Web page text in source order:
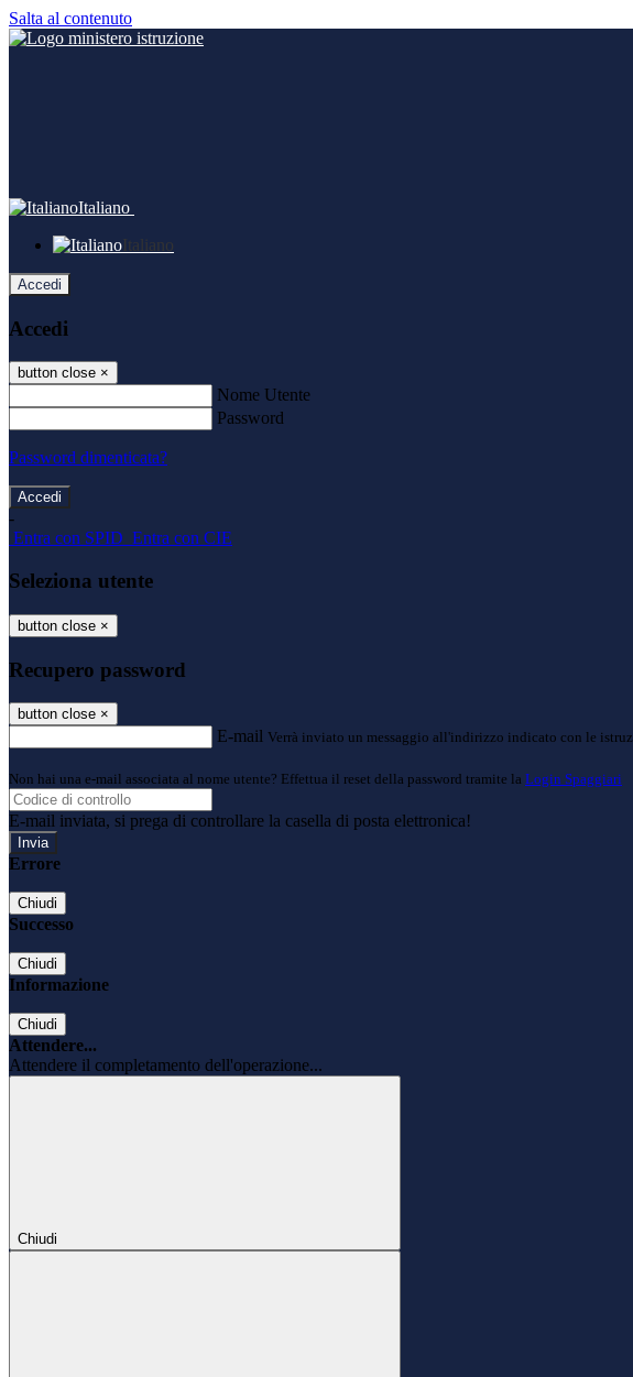
Salta al contenuto
Italiano
Italiano
Accedi
Accedi
button close ×
Nome Utente
Password
Password dimenticata?
-
Entra con SPID Entra con CIE
Seleziona utente
button close ×
Recupero password
button close ×
E-mail Verrà inviato un messaggio all'indirizzo indicato con le
Non hai una e-mail associata al nome utente? Effettua il reset della password tramite la Login Spaggiari
E-mail inviata, si prega di controllare la casella di posta elettronica!
Errore
Chiudi
Successo
Chiudi
Informazione
Chiudi
Attendere...
Attendere il completamento dell'operazione...
Chiudi